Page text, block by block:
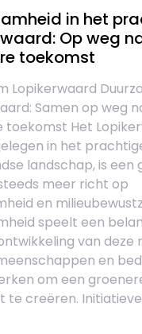
in het
Op weg
toekomst
Lopikerwaard
Samen op weg
toekomst Het
in het
landschap, is een
meer richt op
en
speelt een
van deze
en
om een
te creëren.